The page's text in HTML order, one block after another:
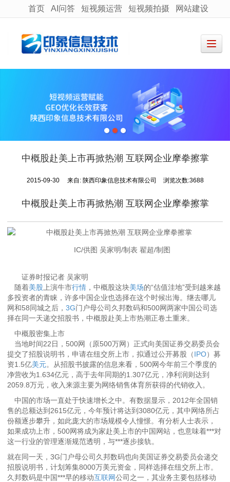
很遗憾，因您的浏览器版本过低导致无法获得最佳浏览体验，推荐下载安装谷歌浏览器！
首页 AI问答 短视频运营 短视频拍摄 网站建设
中概股赴美上市再掀热潮 互联网企业摩拳擦掌
2015-09-30 来自: 陕西印象信息技术有限公司 浏览次数:3688
中概股赴美上市再掀热潮 互联网企业摩拳擦掌
IC/供图 吴家明/制表 翟超/制图
证券时报记者 吴家明
随着美股 上演牛市行情 ，中概股这块美场的“估值洼地”受到越来越
多投资者的青睐，许多中国企业也选择在这个时候出海。继去哪儿
网和58同城之后，3G门户母公司久邦数码和500网两家中国公司选
择在同一天递交招股书，中概股赴美上市热潮正卷土重来。
中概股密集上市
当地时间22日，500网（原500万网）正式向美国证券交易委员会
提交了招股说明书，申请在纽交所上市，拟通过公开募股（IPO）募
资1.5亿美元。从招股书披露的信息来看，500网今年前三个季度的
净营收为1.634亿元，高于去年同期的1.307亿元，净利润则达到
2059.8万元，收入来源主要为网络销售体育所获得的代销收入。
中国的市场一直处于快速增长之中。有数据显示，2012年全国销
售的总额达到2615亿元，今年预计将达到3080亿元，其中网络所占
份额逐步攀升，如此庞大的市场规模令人憧憬。有分析人士表示，
如果成功上市，500网将成为家赴美上市的中国网站，也意味着***对
这一行业的管理逐渐规范透明，与***逐步接轨。
就在同一天，3G门户母公司久邦数码也向美国证券交易委员会递交
招股说明书，计划筹集8000万美元资金，同样选择在纽交所上市。
久邦数码是中国***早的移动互联网公司之一，其业务主要包括移动